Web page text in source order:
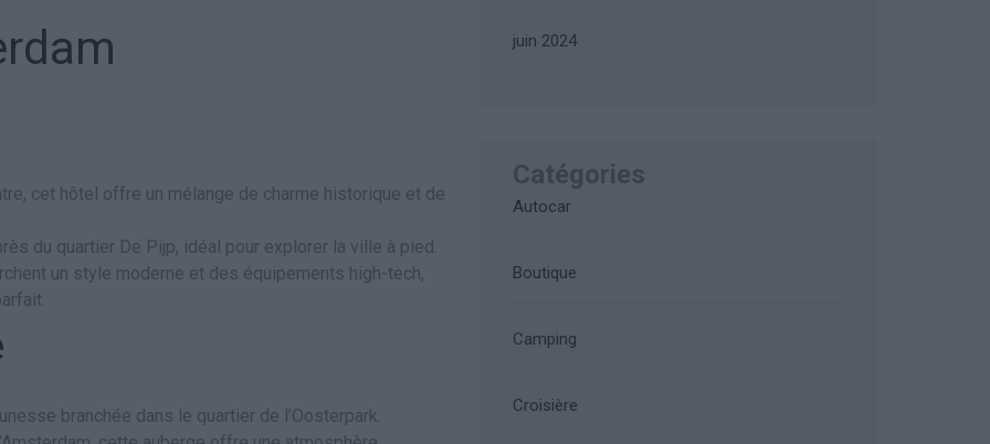
cet hôtel offre un mélange de charme historique et de
du quartier De Pijp, idéal pour explorer la ville à pied.
un style moderne et des équipements high-tech,
branchée dans le quartier de l’Oosterpark.
juin 2024
Catégories
Autocar
Boutique
Camping
Croisière